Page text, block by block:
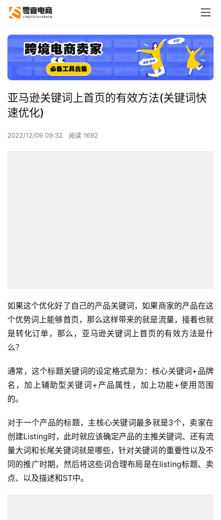
亚马逊关键词上首页的有效方法(关键词快
速优化)
2022/12/09 09:32 阅读 1692
如果这个优化好了自己的产品关键词，如果商家的产品在这
个优势词上能够首页，那么这样带来的就是流量，接着也就
是转化订单，那么，亚马逊关键词上首页的有效方法是什
么？
通常，这个标题关键词的设定格式是为：核心关键词+品牌
名，加上辅助型关键词+产品属性，加上功能+使用范围
的。
对于一个产品的标题，主核心关键词最多就是3个，卖家在
创建Listing时，此时就应该确定产品的主推关键词、还有流
量大词和长尾关键词就是哪些，针对关键词的重要性以及不
同的推广时期，然后将这些词合理布局是在listing标题、卖
点、以及描述和ST中。